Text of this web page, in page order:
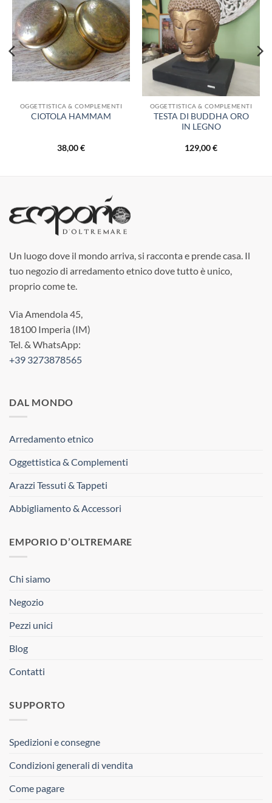
Aggiungi
alla lista
dei
desideri
OGGETTISTICA & COMPLEMENTI
CIOTOLA HAMMAM
38,00€
Aggiungi
alla lista
OGGETTISTICA & COMPLEMENTI
TESTA DI BUDDHA ORO
IN LEGNO
129,00€
Un luogo dove il mondo arriva, si racconta e prende casa. Il
tuo negozio di arredamento etnico dove tutto è unico,
proprio come te.
Via Amendola 45,
18100 Imperia (IM)
Tel. & WhatsApp:
+39 3273878565
DAL MONDO
Arredamento etnico
Oggettistica & Complementi
Arazzi Tessuti & Tappeti
Abbigliamento & Accessori
EMPORIO D’OLTREMARE
Chi siamo
Negozio
Pezzi unici
Blog
Contatti
SUPPORTO
Spedizioni e consegne
Condizioni generali di vendita
Come pagare